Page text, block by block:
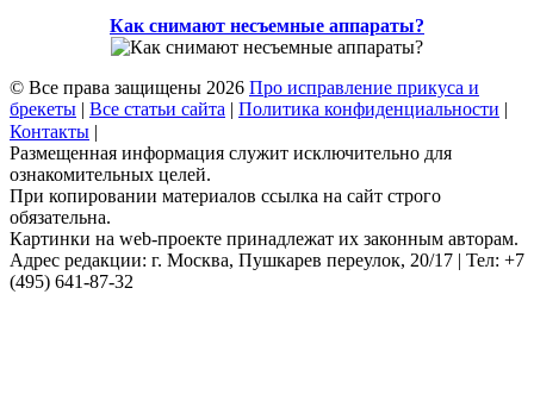
Как снимают несъемные аппараты?
© Все права защищены 2026 Про исправление прикуса и
брекеты | Все статьи сайта | Политика конфиденциальности |
Контакты |
Размещенная информация служит исключительно для
ознакомительных целей.
При копировании материалов ссылка на сайт строго
обязательна.
Картинки на web-проекте принадлежат их законным авторам.
Адрес редакции: г. Москва, Пушкарев переулок, 20/17 | Тел: +7
(495) 641-87-32